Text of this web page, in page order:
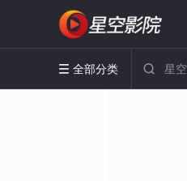
 全部分类 